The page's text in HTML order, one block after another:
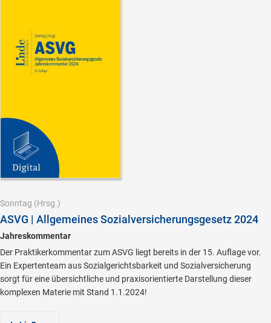
Sonntag (Hrsg.)
ASVG | Allgemeines Sozialversicherungsgesetz 2024
Jahreskommentar
Der Praktikerkommentar zum ASVG liegt bereits in der 15. Auflage vor.
Ein Expertenteam aus Sozialgerichtsbarkeit und Sozialversicherung
sorgt für eine übersichtliche und praxisorientierte Darstellung dieser
komplexen Materie mit Stand 1.1.2024!